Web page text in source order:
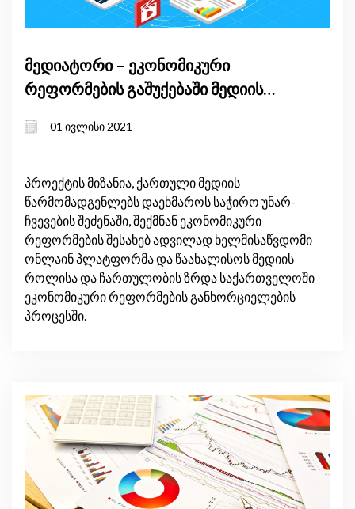
მედიატორი – ეკონომიკური
რეფორმების გაშუქებაში მედიის
მხარდაჭერის პლატფორმა
01 ივლისი 2021
პროექტის მიზანია, ქართული მედიის
წარმომადგენლებს დაეხმაროს საჭირო უნარ-
ჩვევების შეძენაში, შექმნან ეკონომიკური
რეფორმების შესახებ ადვილად ხელმისაწვდომი
ონლაინ პლატფორმა და წაახალისოს მედიის
როლისა და ჩართულობის ზრდა საქართველოში
ეკონომიკური რეფორმების განხორციელების
პროცესში.